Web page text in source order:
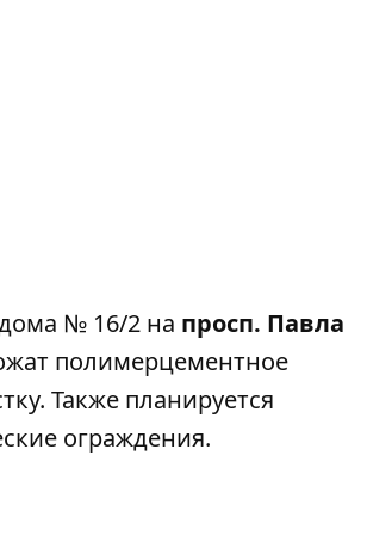
№ 16/2 на просп. Павла
полимерцементное
Также планируется
ограждения.